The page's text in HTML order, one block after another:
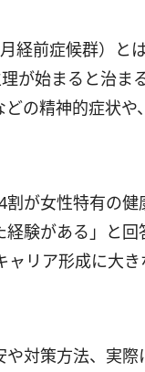
経前症候群）と
が始まると治ま
の精神的症状や
が女性特有の
験がある」と
リア形成に大
対策方法、実